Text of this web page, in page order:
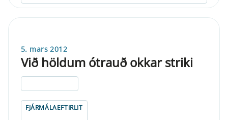
5. mars 2012
Við höldum ótrauð okkar striki
FJÁRMÁLAEFTIRLIT